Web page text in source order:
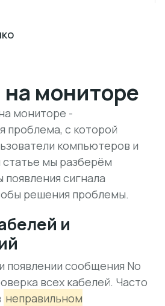
на мониторе
мониторе -
проблема, с которой
компьютеров и
статье мы разберём
сигнала
решения проблемы.
и
сообщения No
всех кабелей. Часто
неправильном